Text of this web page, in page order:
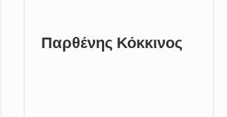
Παρθένης Κόκκινος